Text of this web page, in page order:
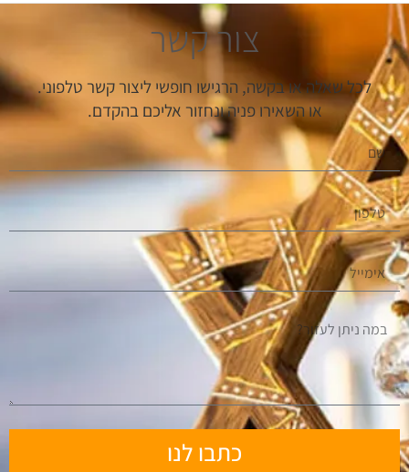
צור קשר
לכל שאלה או בקשה, הרגישו חופשי ליצור קשר טלפוני.
או השאירו פניה ונחזור אליכם בהקדם.
כתבו לנו